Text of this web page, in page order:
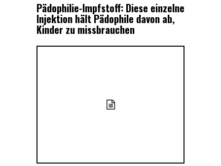
Pädophilie-Impfstoff: Diese einzelne
Injektion hält Pädophile davon ab,
Kinder zu missbrauchen